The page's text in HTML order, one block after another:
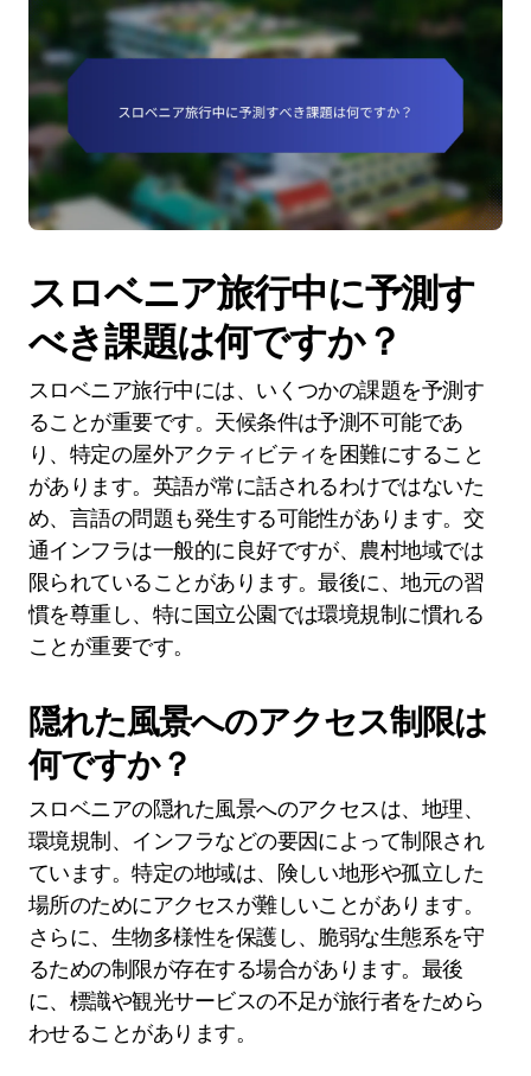
スロベニア旅行中に予測す
べき課題は何ですか？
スロベニア旅行中には、いくつかの課題を予測す
ることが重要です。天候条件は予測不可能であ
り、特定の屋外アクティビティを困難にすること
があります。英語が常に話されるわけではないた
め、言語の問題も発生する可能性があります。交
通インフラは一般的に良好ですが、農村地域では
限られていることがあります。最後に、地元の習
慣を尊重し、特に国立公園では環境規制に慣れる
ことが重要です。
隠れた風景へのアクセス制限は
何ですか？
スロベニアの隠れた風景へのアクセスは、地理、
環境規制、インフラなどの要因によって制限され
ています。特定の地域は、険しい地形や孤立した
場所のためにアクセスが難しいことがあります。
さらに、生物多様性を保護し、脆弱な生態系を守
るための制限が存在する場合があります。最後
に、標識や観光サービスの不足が旅行者をためら
わせることがあります。